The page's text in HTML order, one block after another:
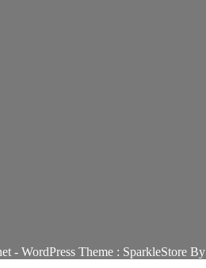
- WordPress Theme : SparkleStore By